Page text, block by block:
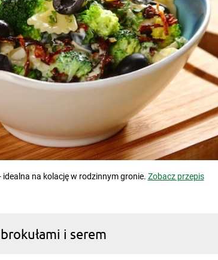
na kolację w rodzinnym gronie. Zobacz przepis
i serem